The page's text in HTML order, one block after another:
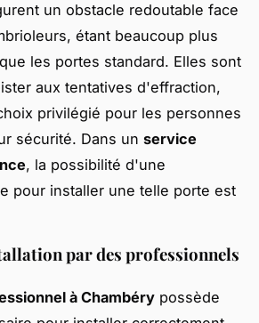
un obstacle redoutable face
étant beaucoup plus
les portes standard. Elles sont
aux tentatives d'effraction,
privilégié pour les personnes
sécurité. Dans un service
, la possibilité d'une
pour installer une telle porte est
par des professionnels
à Chambéry possède